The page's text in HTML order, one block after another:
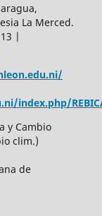
La Merced.
|
index.php/
y Cambio
clim.)
de